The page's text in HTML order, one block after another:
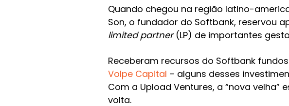
Quando chegou na região latino-
Son, o fundador do Softbank, reservou
limited partner(LP) de importantes
Receberam recursos do Softbank
Volpe Capital – alguns desses
Com a Upload Ventures, a “nova
volta.